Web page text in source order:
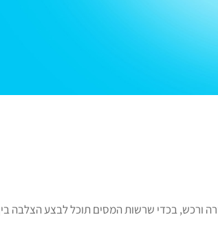
ורכש, בכדי שרשות המסים תוכל לבצע הצלבה